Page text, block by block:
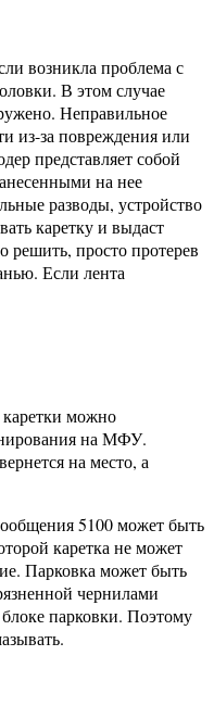
возникла проблема с
В этом случае
Неправильное
из-за повреждения или
представляет собой
на нее
разводы, устройство
каретку и выдаст
просто протерев
Если лента
можно
на МФУ.
на место, а
5100 может быть
каретка не может
Парковка может быть
чернилами
парковки. Поэтому